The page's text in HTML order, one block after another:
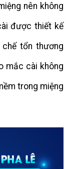
nên không
được thiết kế
tổn thương
mắc cài không
trong miệng